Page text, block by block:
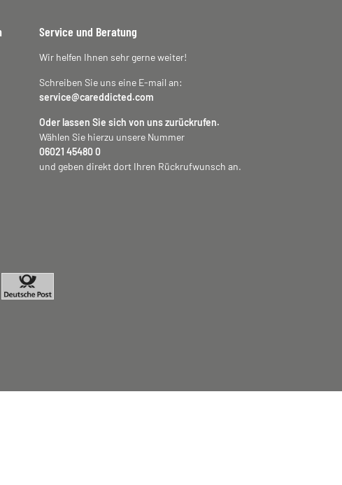
Service und Beratung
Wir helfen Ihnen sehr gerne weiter!
Schreiben Sie uns eine E-mail an:
service@careddicted.com
Oder lassen Sie sich von uns zurückrufen.
Wählen Sie hierzu unsere Nummer
06021 45480 0
und geben direkt dort Ihren Rückrufwunsch an.